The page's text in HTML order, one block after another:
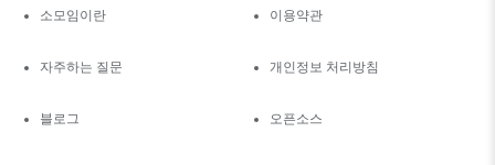
소모임이란
자주하는 질문
블로그
이용약관
개인정보 처리방침
오픈소스